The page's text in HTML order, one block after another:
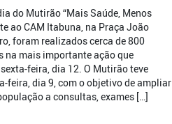
do Mutirão “Mais Saúde, Menos
ao CAM Itabuna, na Praça João
foram realizados cerca de 800
na mais importante ação que
feira, dia 12. O Mutirão teve
feira, dia 9, com o objetivo de ampliar
a consultas, exames […]